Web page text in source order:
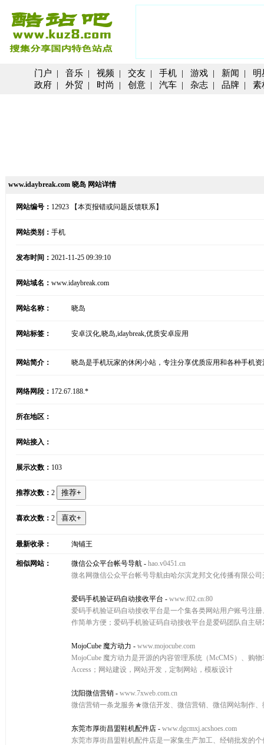
门户 | 音乐 | 视频 | 交友 | 手机 | 游戏 | 新闻 | 明
政府 | 外贸 | 时尚 | 创意 | 汽车 | 杂志 | 品牌 | 素
www.idaybreak.com 晓岛 网站详情
网站编号： 12923 【本页报错或问题反馈联系】
网站类别： 手机
发布时间： 2021-11-25 09:39:10
网站域名： www.idaybreak.com
网站名称： 晓岛
网站标签： 安卓汉化,晓岛,idaybreak,优质安卓应用
网站简介： 晓岛是手机玩家的休闲小站，专注分享优质应用和各种手机
网络网段： 172.67.188.*
所在地区：
网站接入：
展示次数： 103
推荐次数： 2
喜欢次数： 2
最新收录： 淘铺王
相似网站： 微信公众平台帐号导航 - hao.v0451.cn
微名网微信公众平台帐号导航由哈尔滨龙邦文化传播有限公
爱码手机验证码自动接收平台 - www.f02.cn:80
爱码手机验证码自动接收平台是一个集各类网站用户账号注
作简单方便；爱码手机验证码自动接收平台是爱码团队自主
MojoCube 魔方动力 - www.mojocube.com
MojoCube 魔方动力是开源的内容管理系统（McCMS）、购
Access；网站建设，网站开发，定制网站，模板设计
沈阳微信营销 - www.7xweb.com.cn
微信营销一条龙服务★微信开发、微信营销、微信网站制作
东莞市厚街昌盟鞋机配件店 - www.dgcmxj.acshoes.com
东莞市厚街昌盟鞋机配件店是一家集生产加工、经销批发的